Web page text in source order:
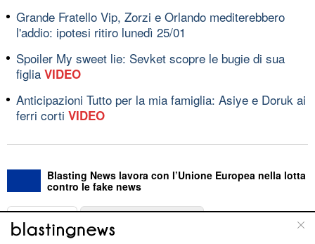
Grande Fratello Vip, Zorzi e Orlando mediterebbero
l'addio: ipotesi ritiro lunedì 25/01
Spoiler My sweet lie: Sevket scopre le bugie di sua
figlia VIDEO
Anticipazioni Tutto per la mia famiglia: Asiye e Doruk ai
ferri corti VIDEO
Blasting News lavora con l’Unione Europea nella lotta
contro le fake news
ABOUT